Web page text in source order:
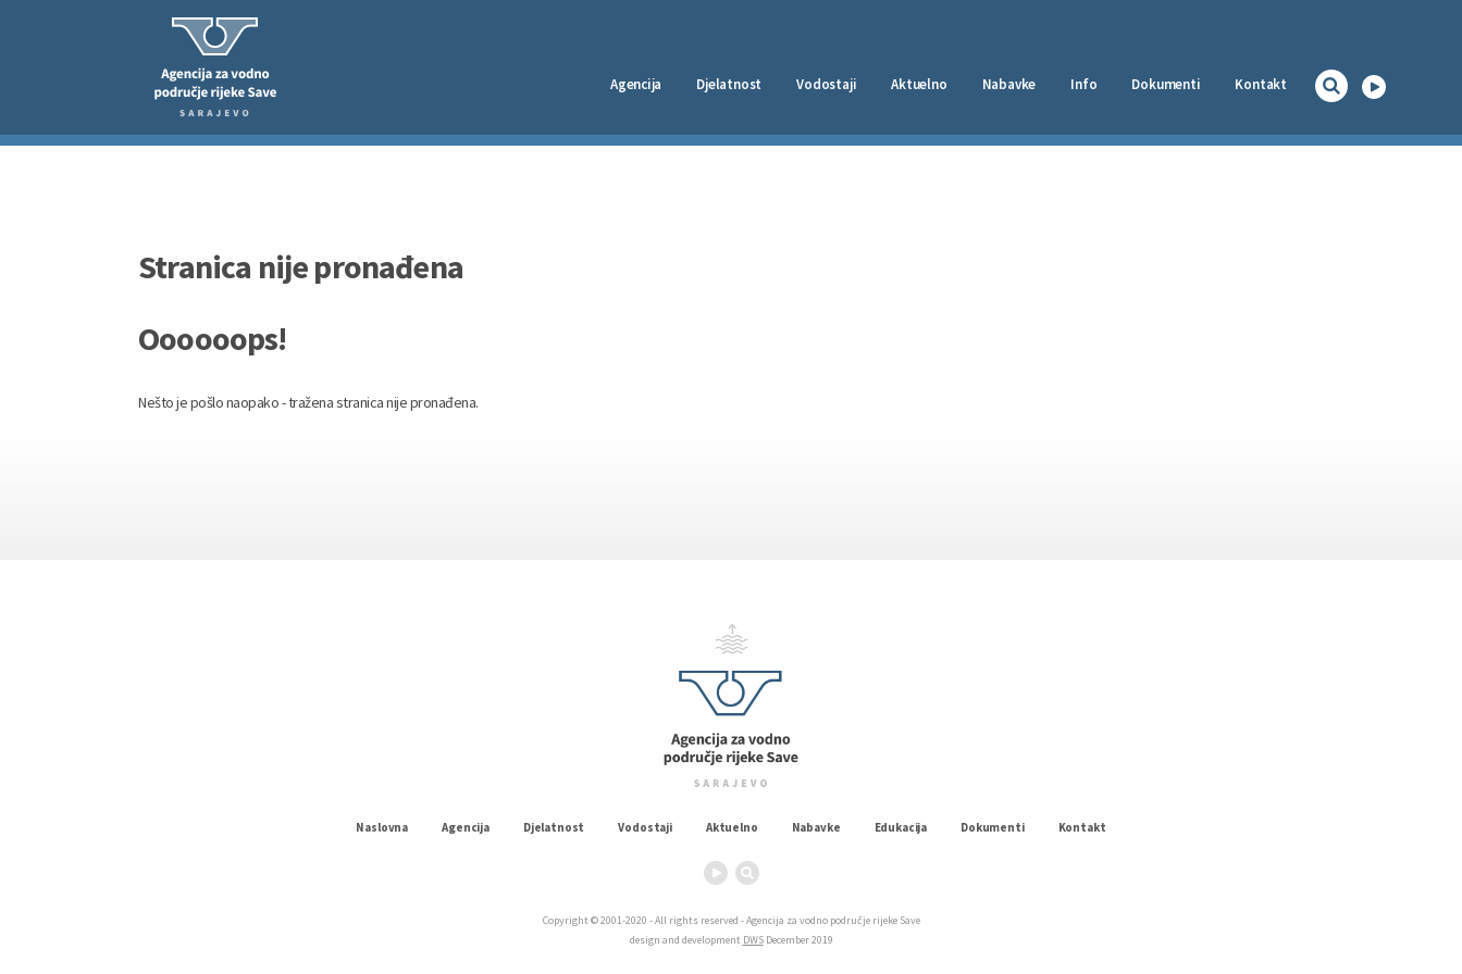
Kontakt
Dokumenti
Info
Nabavke
Aktuelno
Vodostaji
Djelatnost
Agencija
Stranica nije pronađena
Oooooops!
Nešto je pošlo naopako - tražena stranica nije pronađena.
Naslovna Agencija Djelatnost Vodostaji Aktuelno Nabavke Edukacija Dokumenti Kontakt
Copyright © 2001-2020 - All rights reserved - Agencija za vodno područje rijeke Save
design and development DWSDecember 2019